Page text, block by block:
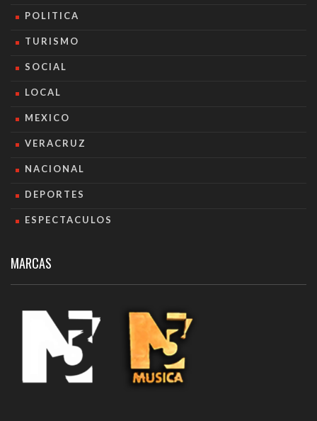
POLITICA
TURISMO
SOCIAL
LOCAL
MEXICO
VERACRUZ
NACIONAL
DEPORTES
ESPECTACULOS
MARCAS